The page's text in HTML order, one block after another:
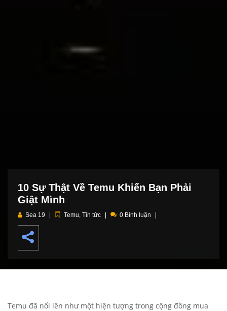
10 Sự Thật Về Temu Khiến Bạn Phải
Giật Mình
Sea 19 Temu, Tin tức 0 Bình luận
Temu đã nổi lên như một hiện tượng trong cộng đồng mua